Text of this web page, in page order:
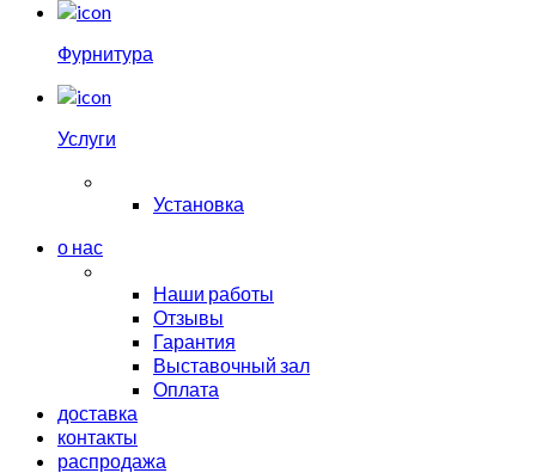
Фурнитура
Услуги
Установка
о нас
Наши работы
Отзывы
Гарантия
Выставочный зал
Оплата
доставка
контакты
распродажа